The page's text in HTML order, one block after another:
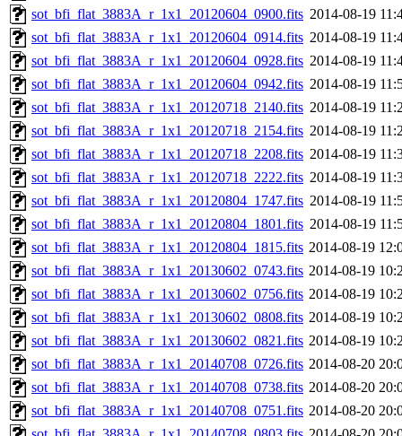
sot_bfi_flat_3883A_r_1x1_20120604_0900.fits 2014-08-19
sot_bfi_flat_3883A_r_1x1_20120604_0914.fits 2014-08-19
sot_bfi_flat_3883A_r_1x1_20120604_0928.fits 2014-08-19
sot_bfi_flat_3883A_r_1x1_20120604_0942.fits 2014-08-19
sot_bfi_flat_3883A_r_1x1_20120718_2140.fits 2014-08-19
sot_bfi_flat_3883A_r_1x1_20120718_2154.fits 2014-08-19
sot_bfi_flat_3883A_r_1x1_20120718_2208.fits 2014-08-19
sot_bfi_flat_3883A_r_1x1_20120718_2222.fits 2014-08-19
sot_bfi_flat_3883A_r_1x1_20120804_1747.fits 2014-08-19
sot_bfi_flat_3883A_r_1x1_20120804_1801.fits 2014-08-19
sot_bfi_flat_3883A_r_1x1_20120804_1815.fits 2014-08-19
sot_bfi_flat_3883A_r_1x1_20130602_0743.fits 2014-08-19
sot_bfi_flat_3883A_r_1x1_20130602_0756.fits 2014-08-19
sot_bfi_flat_3883A_r_1x1_20130602_0808.fits 2014-08-19
sot_bfi_flat_3883A_r_1x1_20130602_0821.fits 2014-08-19
sot_bfi_flat_3883A_r_1x1_20140708_0726.fits 2014-08-20
sot_bfi_flat_3883A_r_1x1_20140708_0738.fits 2014-08-20
sot_bfi_flat_3883A_r_1x1_20140708_0751.fits 2014-08-20